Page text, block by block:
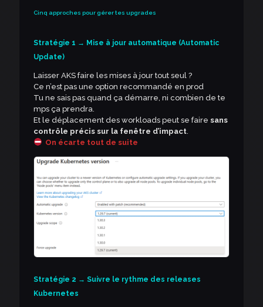
Cinq approches pour gérer tes upgrades
Stratégie 1 → Mise à jour automatique (Automatic
Update)
Laisser AKS faire les mises à jour tout seul ?
Ce n’est pas une option recommandé en prod
Tu ne sais pas quand ça démarre, ni combien de te
mps ça prendra.
Et le déplacement des workloads peut se faire sans
contrôle précis sur la fenêtre d’impact.
On écarte tout de suite
Stratégie 2 → Suivre le rythme des releases
Kubernetes